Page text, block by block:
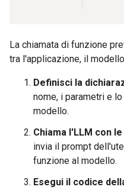
La chiamata di funzione
tra l'applicazione, il
Definisci la
nome, i parametri e
modello.
Chiama l'LLM con
invia il prompt
funzione al modello.
Esegui il codice